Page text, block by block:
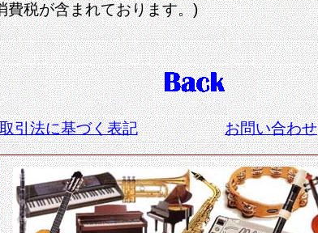
費税が含まれております。)
引法に基づく表記 お問い合わせ